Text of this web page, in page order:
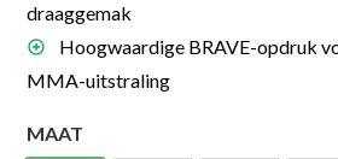
draaggemak
Hoogwaardige BRAVE-opdruk
MMA-uitstraling
MAAT